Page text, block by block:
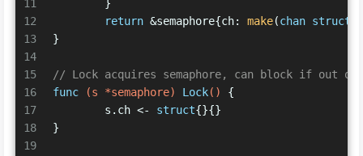
11
12
13
14
15
16
17
18
19
	}
return &semaphore{ch: make(chan struct
}
// Lock acquires semaphore, can block if out of
func
(s *semaphore) Lock()
{
	s.ch <-
struct{}{}
}